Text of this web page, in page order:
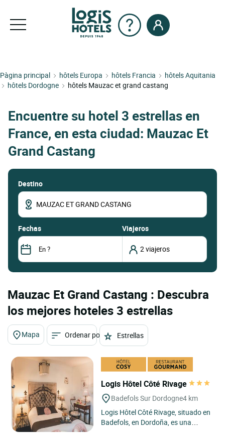
Pàgina principal hôtels Europa hôtels Francia
hôtels Aquitania
hôtels Dordogne
hôtels Mauzac et grand castang
Encuentre su hotel 3 estrellas en
France, en esta ciudad: Mauzac Et
Grand Castang
Destino
fechas Viajeros
Mauzac Et Grand Castang : Descubra
los mejores hoteles 3 estrellas
Mapa Ordenar por Estrellas
Logis Hôtel Côté Rivage
Badefols Sur Dordogne4 km
Logis Hôtel Côté Rivage, situado en
Badefols, en Dordoña, es una